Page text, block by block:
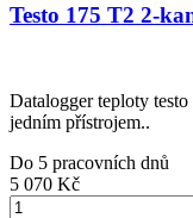
Testo 175 T2 2-
Datalogger teploty
jedním přístrojem..
Do 5 pracovních dnů
5 070 Kč